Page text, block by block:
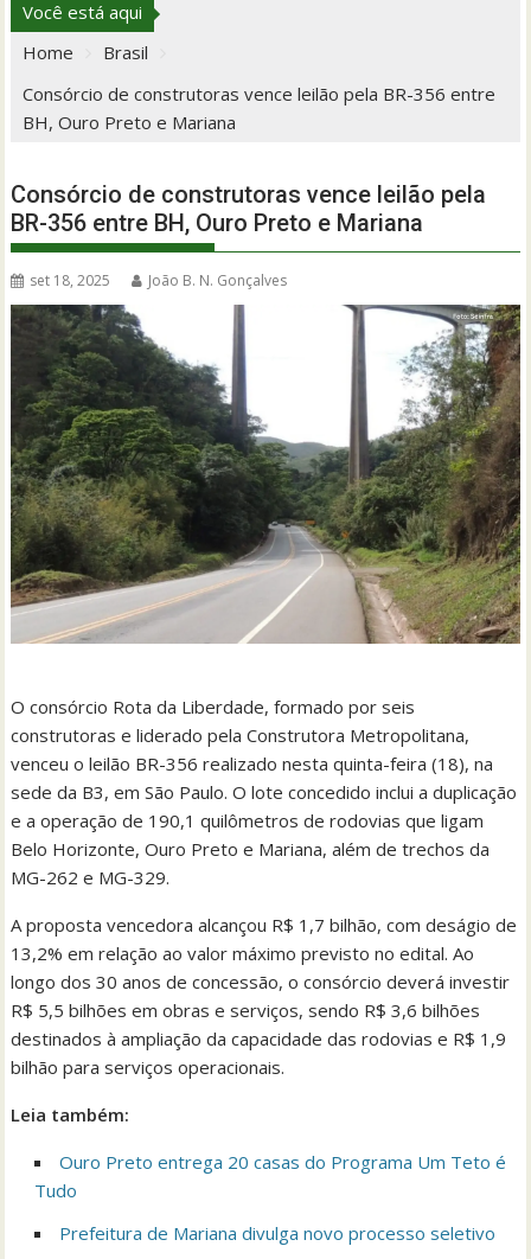
Você está aqui
Home
Brasil
Consórcio de construtoras vence leilão pela BR-356 entre
BH, Ouro Preto e Mariana
Consórcio de construtoras vence leilão pela
BR-356 entre BH, Ouro Preto e Mariana
set 18, 2025 João B. N. Gonçalves
O consórcio Rota da Liberdade, formado por seis
construtoras e liderado pela Construtora Metropolitana,
venceu o leilão BR-356 realizado nesta quinta-feira (18), na
sede da B3, em São Paulo. O lote concedido inclui a duplicação
e a operação de 190,1 quilômetros de rodovias que ligam
Belo Horizonte, Ouro Preto e Mariana, além de trechos da
MG-262 e MG-329.
A proposta vencedora alcançou R$ 1,7 bilhão, com deságio de
13,2% em relação ao valor máximo previsto no edital. Ao
longo dos 30 anos de concessão, o consórcio deverá investir
R$ 5,5 bilhões em obras e serviços, sendo R$ 3,6 bilhões
destinados à ampliação da capacidade das rodovias e R$ 1,9
bilhão para serviços operacionais.
Leia também:
Ouro Preto entrega 20 casas do Programa Um Teto é
Tudo
Prefeitura de Mariana divulga novo processo seletivo